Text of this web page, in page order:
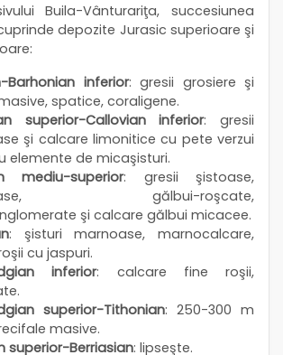
Buila-Vânturariţa, succesiunea
depozite Jurasic superioare şi
Barhonian inferior: gresii grosiere şi
spatice, coraligene.
superior-Callovian inferior: gresii
şi calcare limonitice cu pete verzui
elemente de micaşisturi.
mediu-superior: gresii şistoase,
gălbui-roşcate,
şi calcare gălbui micacee.
: şisturi marnoase, marnocalcare,
cu jaspuri.
inferior: calcare fine roşii,
superior-Tithonian: 250-300 m
masive.
superior-Berriasian: lipseşte.